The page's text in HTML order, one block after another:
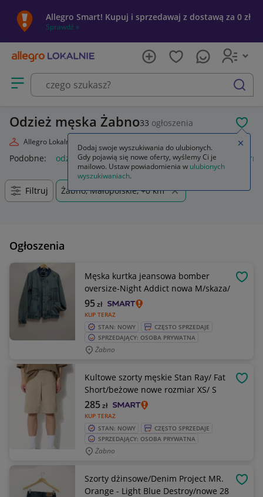
Allegro Smart! Kupuj i sprzedawaj z dostawą za 0 zł
Sprawdź »
Otwórz menu z kategoriami
szukaj
Odzież męska Żabno33 ogłoszenia
Allegro Lokalnie Odzież męska
Podobne: odzież męska odzież robocza męska odzież
Filtruj Żabno, Małopolskie, +0 km
Ogłoszenia
Męska kurtka jeansowa bomber
oversize-Night Addict nowa M/skaza/
KUP TERAZ
95zł
STAN: NOWY
CZĘSTO SPRZEDAJE
SPRZEDAJĄCY: OSOBA PRYWATNA
Żabno
Kultowe szorty męskie Stan Ray/ Fat
Short/beżowe nowe rozmiar XS/ S
KUP TERAZ
285zł
STAN: NOWY
CZĘSTO SPRZEDAJE
SPRZEDAJĄCY: OSOBA PRYWATNA
Żabno
Szorty dżinsowe/Denim Project MR.
Orange - Light Blue Destroy/nowe 28
Dodaj swoje wyszukiwania do ulubionych.
Gdy pojawią się nowe oferty, wyślemy Ci je
mailowo. Ustaw powiadomienia w ulubionych
wyszukiwaniach.